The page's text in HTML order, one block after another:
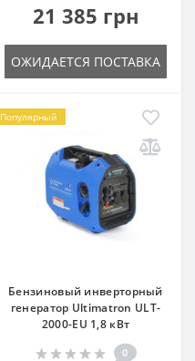
21 385 грн
ОЖИДАЕТСЯ ПОСТАВКА
Популярный
Бензиновый инверторный
генератор Ultimatron ULT-
2000-EU 1,8 кВт
0